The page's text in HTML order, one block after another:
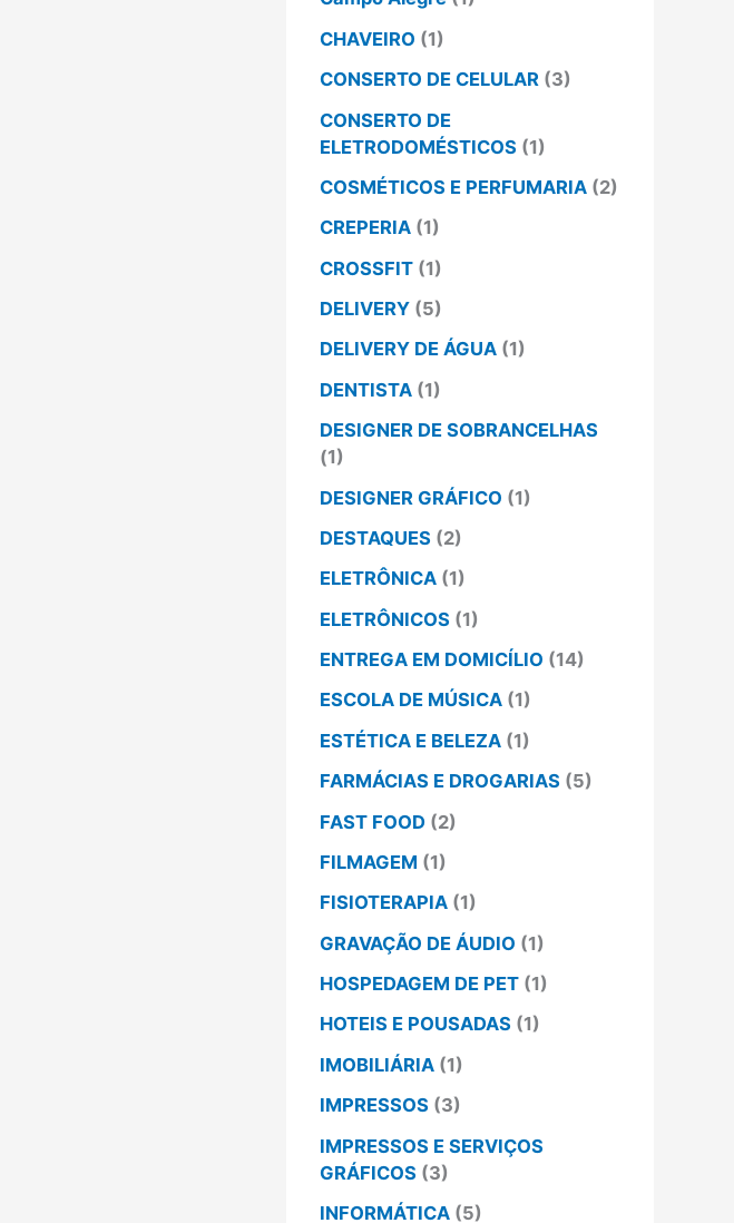
CHAVEIRO (1)
CONSERTO DE CELULAR (3)
CONSERTO DE
ELETRODOMÉSTICOS (1)
COSMÉTICOS E PERFUMARIA (2)
CREPERIA (1)
CROSSFIT (1)
DELIVERY (5)
DELIVERY DE ÁGUA (1)
DENTISTA (1)
DESIGNER DE SOBRANCELHAS
(1)
DESIGNER GRÁFICO (1)
DESTAQUES (2)
ELETRÔNICA (1)
ELETRÔNICOS (1)
ENTREGA EM DOMICÍLIO (14)
ESCOLA DE MÚSICA (1)
ESTÉTICA E BELEZA (1)
FARMÁCIAS E DROGARIAS (5)
FAST FOOD (2)
FILMAGEM (1)
FISIOTERAPIA (1)
GRAVAÇÃO DE ÁUDIO (1)
HOSPEDAGEM DE PET (1)
HOTEIS E POUSADAS (1)
IMOBILIÁRIA (1)
IMPRESSOS (3)
IMPRESSOS E SERVIÇOS
GRÁFICOS (3)
INFORMÁTICA (5)